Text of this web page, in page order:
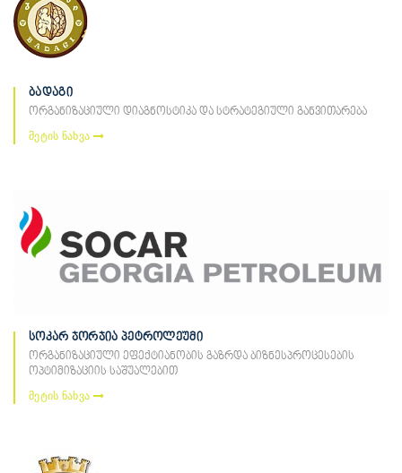
ბადაგი
ორგანიზაციული დიაგნოსტიკა და სტრატეგიული განვითარება
მეტის ნახვა
სოკარ ჯორჯია პეტროლეუმი
ორგანიზაციული ეფექტიანობის გაზრდა ბიზნესპროცესების
ოპტიმიზაციის საშუალებით
მეტის ნახვა